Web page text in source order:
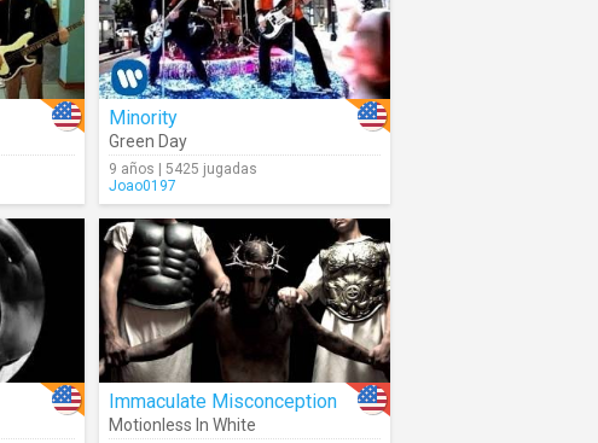
Minority
Green Day
9 años | 5425 jugadas
Joao0197
Immaculate Misconception
Motionless In White